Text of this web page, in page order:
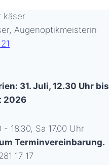
käser
Augenoptikmeisterin
31. Juli, 12.30 Uhr bis
2026
- 18.30, Sa 17.00 Uhr
Terminvereinbarung.
17 17